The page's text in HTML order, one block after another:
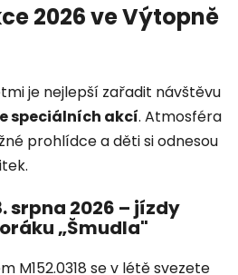
2026 ve Výtopně
je nejlepší zařadit návštěvu
speciálních akcí. Atmosféra
prohlídce a děti si odnesou
srpna 2026 – jízdy
„Šmudla"
M152.0318 se v létě svezete